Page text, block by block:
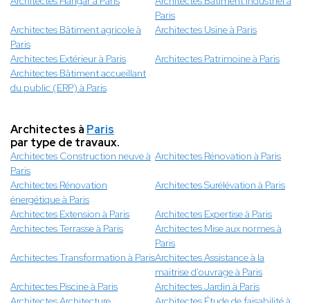
Paris
Architectes Bâtiment agricole à
Paris
Architectes Usine à Paris
Architectes Extérieur à Paris
Architectes Patrimoine à Paris
Architectes Bâtiment accueillant
du public (ERP) à Paris
Architectes à Paris
par type de travaux.
Architectes Construction neuve à
Paris
Architectes Rénovation à Paris
Architectes Rénovation
énergétique à Paris
Architectes Surélévation à Paris
Architectes Extension à Paris
Architectes Expertise à Paris
Architectes Terrasse à Paris
Architectes Mise aux normes à
Paris
Architectes Transformation à ParisArchitectes Assistance à la
maitrise d'ouvrage à Paris
Architectes Piscine à Paris
Architectes Jardin à Paris